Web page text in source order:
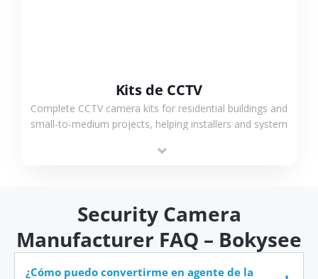
Kits de CCTV
Complete CCTV camera kits for residential buildings and
small-to-medium projects, helping installers and system
time.
Security Camera
Manufacturer FAQ – Bokysee
¿Cómo puedo convertirme en agente de la